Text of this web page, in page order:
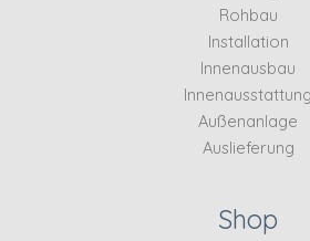
Rohbau
Installation
Innenausbau
Innenausstattung
Außenanlage
Auslieferung
Shop